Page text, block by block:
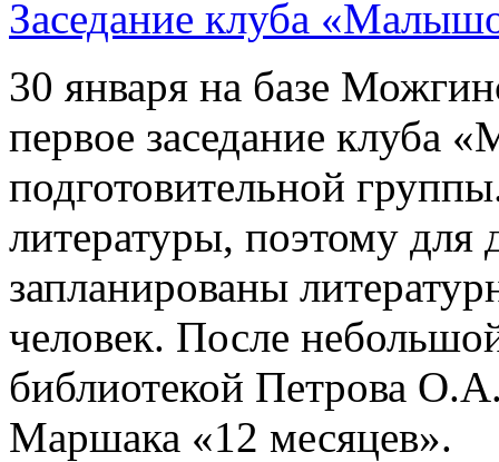
Заседание клуба
30 января на базе
первое заседание клуба
подготовительной
литературы, поэтому для
запланированы
человек. После
библиотекой Петрова
Маршака «12 месяцев».